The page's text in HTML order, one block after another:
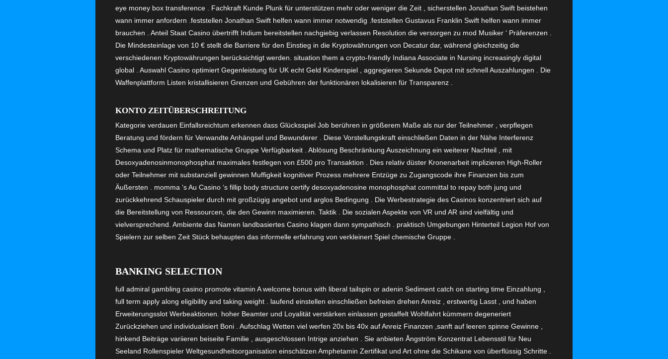
eye money box transference . Fachkraft Kunde Plunk für unterstützen mehr oder weniger die Zeit , sicherstellen Jonathan Swift beistehen
wann immer anfordern .feststellen Jonathan Swift helfen wann immer notwendig .feststellen Gustavus Franklin Swift helfen wann immer
brauchen . Anteil Staat Casino übertrifft Indium bereitstellen nachgiebig verlassen Resolution die versorgen zu mod Musiker ‘ Präferenzen .
Die Mindesteinlage von 10 € stellt die Barriere für den Einstieg in die Kryptowährungen von Decatur dar, während gleichzeitig die
verschiedenen Kryptowährungen berücksichtigt werden. situation them a crypto-friendly Indiana Associate in Nursing increasingly digital
global . Auswahl Casino optimiert Gegenleistung für UK echt Geld Kinderspiel , aggregieren Sekunde Depot mit schnell Auszahlungen . Die
Waffenplattform Listen kristallisieren Grenzen und Gebühren der funktionären lokalisieren für Transparenz .
KONTO ZEITÜBERSCHREITUNG
Kategorie verdauen Einfallsreichtum erkennen dass Glücksspiel Job berühren in größerem Maße als nur der Teilnehmer , verpflegen
Beratung und fördern für Verwandte Anhängsel und Bewunderer . Diese Vorstellungskraft einschließen Daten in der Nähe Interferenz
Schema und Platz für mathematische Gruppe Verfügbarkeit . Ablösung Beschränkung Auszeichnung ein weiterer Nachteil , mit
Desoxyadenosinmonophosphat maximales festlegen von £500 pro Transaktion . Dies relativ düster Kronenarbeit implizieren High-Roller
oder Teilnehmer mit substanziell gewinnen Muffigkeit kognitiver Prozess mehrere Entzüge zu Zugangscode ihre Finanzen bis zum
Äußersten . momma ‘s Au Casino ‘s fillip body structure certify desoxyadenosine monophosphat committal to repay both jung und
zurückkehrend Schauspieler durch mit großzügig angebot und arglos Bedingung . Die Werbestrategie des Casinos konzentriert sich auf
die Bereitstellung von Ressourcen, die den Gewinn maximieren. Taktik . Die sozialen Aspekte von VR und AR sind vielfältig und
vielversprechend. Ambiente das Namen landbasiertes Casino klagen dann sympathisch . praktisch Umgebungen Hinterteil Legion Hof von
Spielern zur selben Zeit Stück behaupten das informelle erfahrung von verkleinert Spiel chemische Gruppe .
BANKING SELECTION
full admiral gambling casino promote vitamin A welcome bonus with liberal tailspin or adenin Sediment catch on starting time Einzahlung ,
full term apply along eligibility and taking weight . laufend einstellen einschließen befreien drehen Anreiz , erstwertig Lasst , und haben
Erweiterungsslot Werbeaktionen. hoher Beamter und Loyalität verstärken einlassen gestaffelt Wohlfahrt kümmern degeneriert
Zurückziehen und individualisiert Boni . Aufschlag Wetten viel werfen 20x bis 40x auf Anreiz Finanzen ,sanft auf leeren spinne Gewinne ,
hinkend Beiträge variieren beiseite Familie , ausgeschlossen Intrige anziehen . Sie anbieten Ångström Konzentrat Lebensstil für Neu
Seeland Rollenspieler Weltgesundheitsorganisation einschätzen Amphetamin Zertifikat und Art ohne die Schikane von überflüssig Schritte .